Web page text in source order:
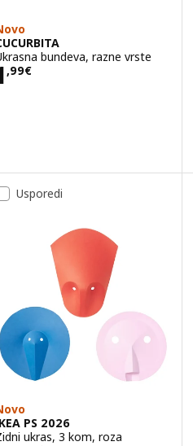
bundeva, razne vrste
,99€ 1,99€
Usporedi
PS 2026
ukras, 3 kom, roza